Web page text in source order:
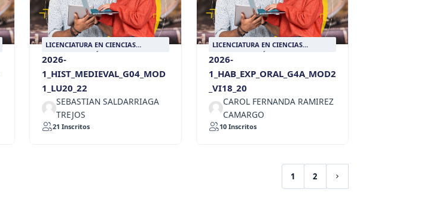
LICENCIATURA EN CIENCIAS
SOCIALES CON ÉNFASIS EN HISTORIA
2026-
1_HIST_MEDIEVAL_G04_MOD
1_LU20_22
SEBASTIAN SALDARRIAGA
TREJOS
21 Inscritos
LICENCIATURA EN CIENCIAS
SOCIALES CON ÉNFASIS EN HISTORIA
2026-
1_HAB_EXP_ORAL_G4A_MOD2
_VI18_20
CAROL FERNANDA RAMIREZ
CAMARGO
10 Inscritos
1
(current)
2